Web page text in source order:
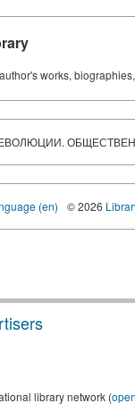
works,
(en) © 2026
library network (